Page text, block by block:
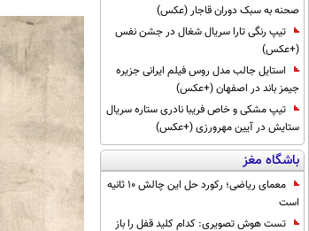
صحنه به سبک دوران قاجار (عکس)
تیپ رنگی تارا سریال شغال در جشن نفس
(+عکس)
استایل جالب مدل روس فیلم ایرانی جزیره
جیمز باند در اصفهان (+عکس)
تیپ مشکی و خاص فریبا نادری ستاره سریال
ستایش در آیین مهرورزی (+عکس)
باشگاه مغز
معمای ریاضی؛ رکورد حل این چالش 10 ثانیه
است
تست هوش تصویری: کدام کلید قفل را باز